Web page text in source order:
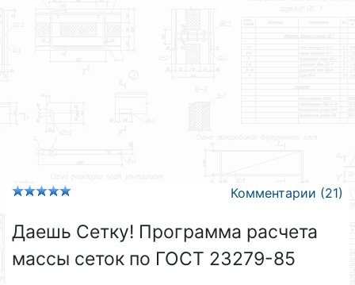
Комментарии (21)
Даешь Сетку! Программа расчета
массы сеток по ГОСТ 23279-85